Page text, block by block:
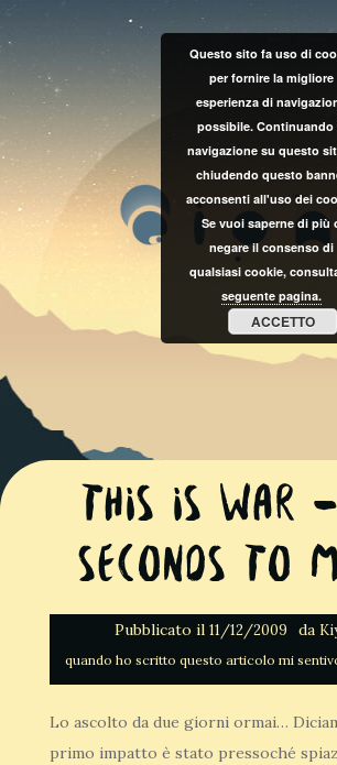
This Is War
Seconds To
Pubblicato il 11/12/2009 da
Lo ascolto da due giorni ormai…
primo impatto è stato pressoché
Questo sito fa uso di
per fornire la migliore
esperienza di
possibile. Continuando
navigazione su questo
chiudendo questo
acconsenti all'uso dei
Se vuoi saperne di più
negare il consenso di
qualsiasi cookie,
seguente pagina.
ACCETTO